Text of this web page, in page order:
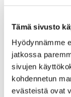
Tämä sivusto
Hyödynnämme
jatkossa
sivujen
kohdennetun
evästeistä ovat
julkaistut
tekstittää
aikataulussa.
satunnaisesti
vaatii usein
Luennot, jotka